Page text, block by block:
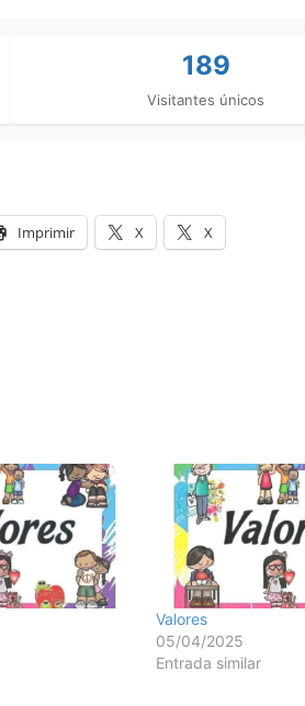
189
Visitantes únicos
Imprimir X X
Valores
05/04/2025
Entrada similar